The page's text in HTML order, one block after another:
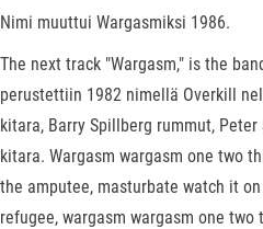
Nimi muuttui Wargasmiksi 1986.
The next track "Wargasm," is the
perustettiin 1982 nimellä Overkill
kitara, Barry Spillberg rummut,
kitara. Wargasm wargasm one two
the amputee, masturbate watch it
refugee, wargasm wargasm one